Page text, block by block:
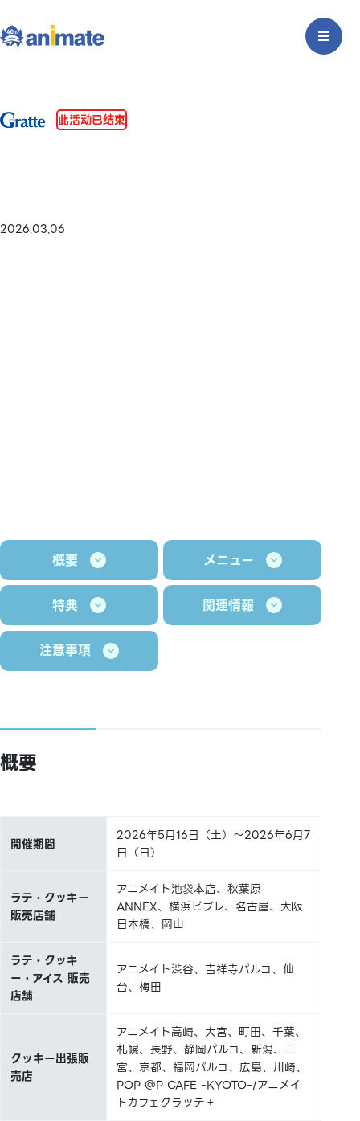
此活动已结束
2026.03.06
概要 メニュー
特典 関連情報
注意事項
概要
開催期間
2026年5月16日（土）～2026年6月7
日（日）
ラテ・クッキー
販売店舗
アニメイト池袋本店、秋葉原
ANNEX、横浜ビブレ、名古屋、大阪
日本橋、岡山
ラテ・クッキ
ー・アイス 販売
店舗
アニメイト渋谷、吉祥寺パルコ、仙
台、梅田
クッキー出張販
売店
アニメイト高崎、大宮、町田、千葉、
札幌、長野、静岡パルコ、新潟、三
宮、京都、福岡パルコ、広島、川崎、
POP ＠P CAFE -KYOTO-/アニメイ
トカフェグラッテ＋